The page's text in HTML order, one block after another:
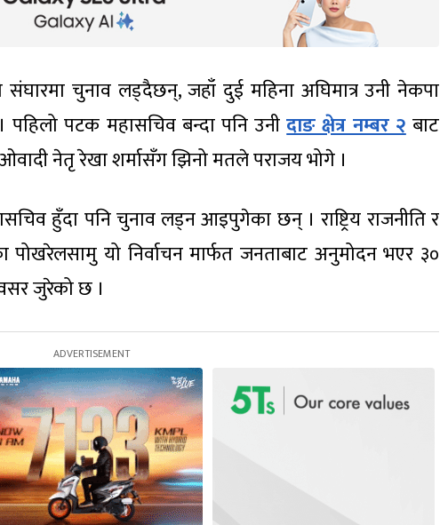
चुनाव लड्दैछन्, जहाँ दुई महिना अघिमात्र उनी नेकपा
पहिलो पटक महासचिव बन्दा पनि उनीदाङ क्षेत्र नम्बर २बाट
नेतृ रेखा शर्मासँग झिनो मतले पराजय भोगे ।
हुँदा पनि चुनाव लड्न आइपुगेका छन् । राष्ट्रिय राजनीति र
पोखरेलसामु यो निर्वाचन मार्फत जनताबाट अनुमोदन भएर ३०
जुरेको छ ।